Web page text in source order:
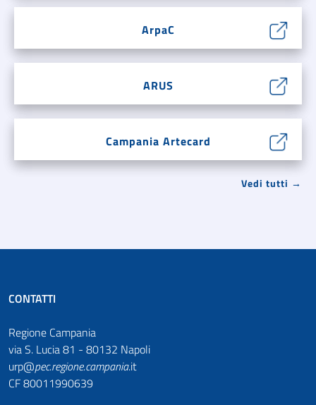
ArpaC
ARUS
Campania Artecard
Vedi tutti →
CONTATTI
Regione Campania
via S. Lucia 81 - 80132 Napoli
urp@pec.regione.campania.it
CF 80011990639